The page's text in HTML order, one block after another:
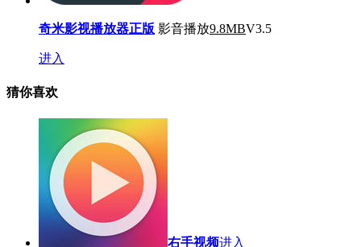
奇米影视播放器正版 影音播放9.8MBV3.5
进入
猜你喜欢
右手视频进入